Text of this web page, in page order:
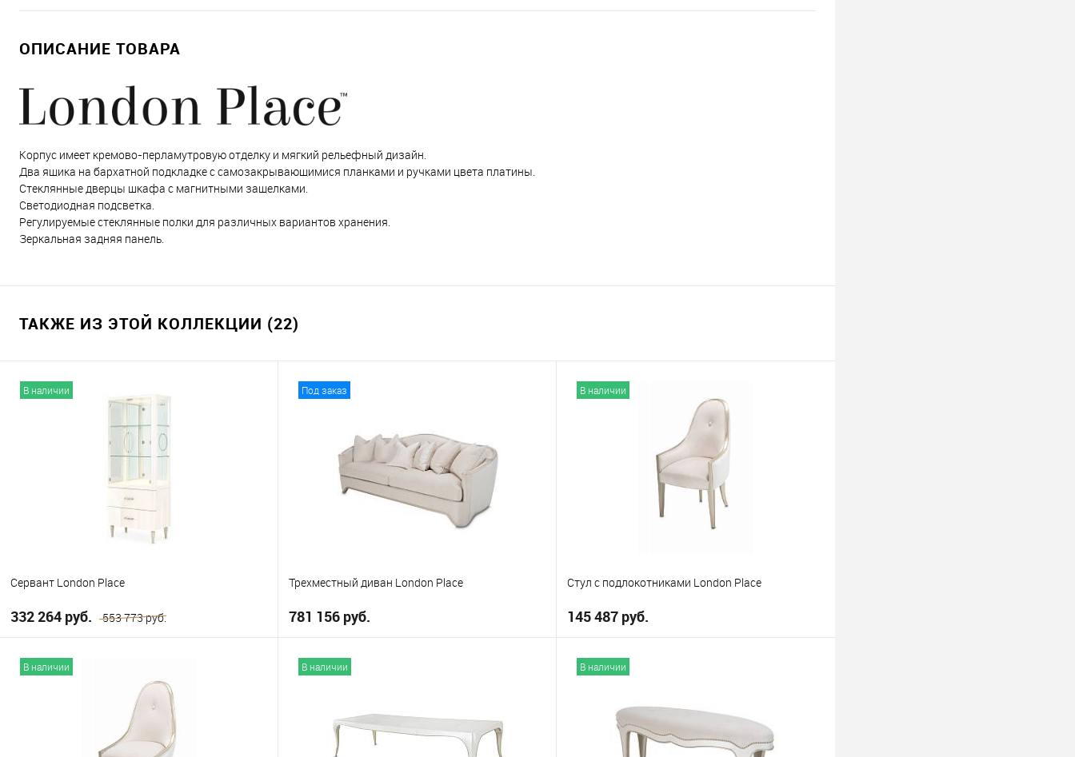
ОПИСАНИЕ ТОВАРА
Корпус имеет кремово-перламутровую отделку и мягкий рельефный дизайн.
Два ящика на бархатной подкладке с самозакрывающимися планками и ручками цвета платины.
Стеклянные дверцы шкафа с магнитными защелками.
Светодиодная подсветка.
Регулируемые стеклянные полки для различных вариантов хранения.
Зеркальная задняя панель.
ТАКЖЕ ИЗ ЭТОЙ КОЛЛЕКЦИИ (22)
В наличии
Сервант London Place
332 264 руб. 553 773 руб.
Под заказ
Трехместный диван London Place
781 156 руб.
В избранное
В наличии
Стул с подлокотниками London Place
145 487 руб.
В избранное
В наличии В наличии В наличии